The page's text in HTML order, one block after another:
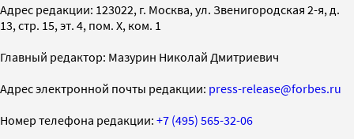
Адрес редакции: 123022, г. Москва, ул. Звенигородская 2-я, д.
13, стр. 15, эт. 4, пом. X, ком. 1
Главный редактор: Мазурин Николай Дмитриевич
Адрес электронной почты редакции: press-release@forbes.ru
Номер телефона редакции: +7 (495) 565-32-06